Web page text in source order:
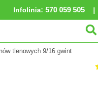
Infolinia: 570 059 505
tlenowych 9/16 gwint